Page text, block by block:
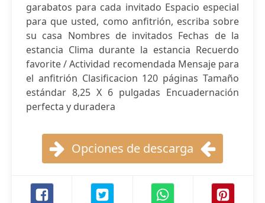
garabatos para cada invitado Espacio especial
para que usted, como anfitrión, escriba sobre
su casa Nombres de invitados Fechas de la
estancia Clima durante la estancia Recuerdo
favorite / Actividad recomendada Mensaje para
el anfitrión Clasificacion 120 páginas Tamaño
estándar 8,25 X 6 pulgadas Encuadernación
perfecta y duradera
Opciones de descarga